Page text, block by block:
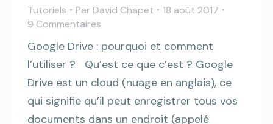
Tutoriels Par David Chapet
18 août 2017
9 Commentaires
Google Drive : pourquoi et comment
l’utiliser ? Qu’est ce que c’est ? Google
Drive est un cloud (nuage en anglais), ce
qui signifie qu’il peut enregistrer tous vos
documents dans un endroit (appelé